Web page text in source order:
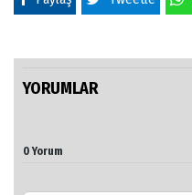
YORUMLAR
0 Yorum